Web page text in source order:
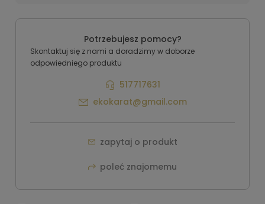
Potrzebujesz pomocy?
Skontaktuj się z nami a doradzimy w doborze
odpowiedniego produktu
517717631
ekokarat@gmail.com
zapytaj o produkt
poleć znajomemu